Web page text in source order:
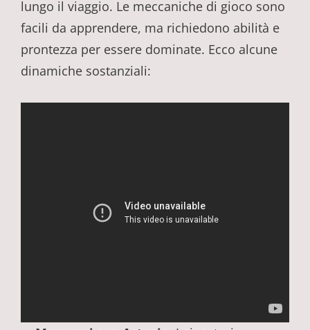
lungo il viaggio. Le meccaniche di gioco sono
facili da apprendere, ma richiedono abilità e
prontezza per essere dominate. Ecco alcune
dinamiche sostanziali: